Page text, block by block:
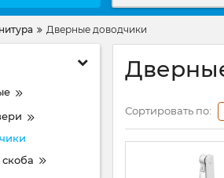
Дверные доводчики
Сортировать по: